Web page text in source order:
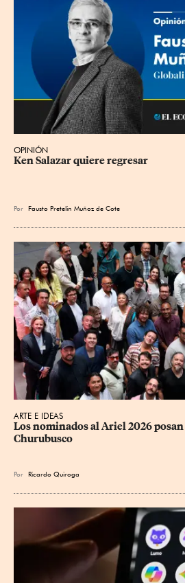
OPINIÓN
Ken Salazar quiere regresar
Por Fausto Pretelin Muñoz de Cote
ARTE E IDEAS
Los nominados al Ariel 2026
Churubusco
Por Ricardo Quiroga